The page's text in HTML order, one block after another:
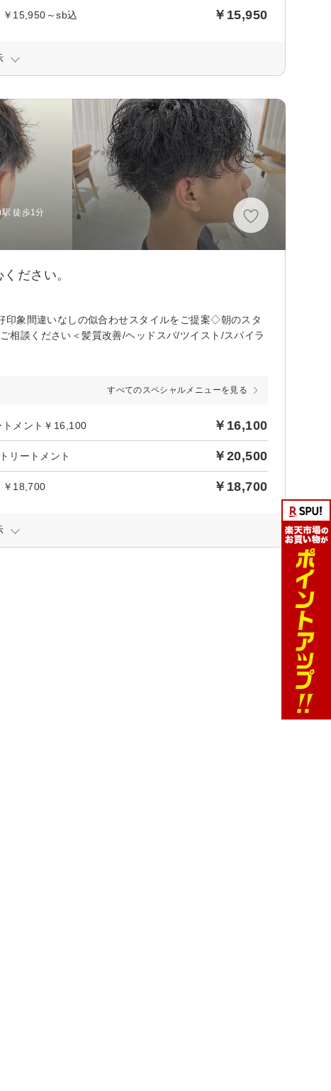
￥15,950～sb込 ￥15,950
徒歩1分
ださい。
印象間違いなしの似合わせスタイルをご提案◇朝のスタ
談ください＜髪質改善/ヘッドスパ/ツイスト/スパイラ
すべてのスペシャルメニューを見る
トメント￥16,100 ￥16,100
リートメント ￥20,500
￥18,700 ￥18,700